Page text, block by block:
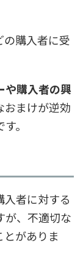
の購入者に受
や購入者の興
おまけが逆効
す。
者に対する
が、不適切な
がありま